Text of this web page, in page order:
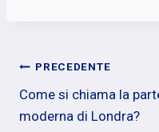
Navigazione
articoli
PRECEDENTE
Come si chiama la
moderna di Londra?